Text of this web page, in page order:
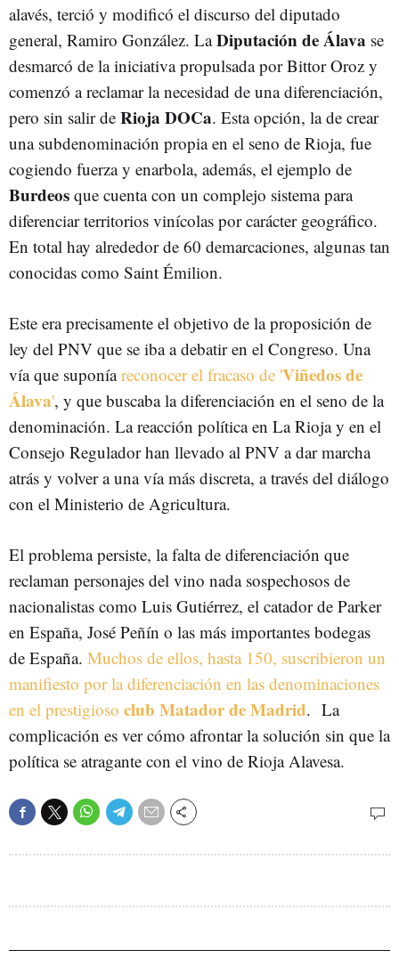
alavés, terció y modificó el discurso del diputado
general, Ramiro González. LaDiputación de Álava se
desmarcó de la iniciativa propulsada por Bittor Oroz y
comenzó a reclamar la necesidad de una diferenciación,
pero sin salir de Rioja DOCa. Esta opción, la de crear
una subdenominación propia en el seno de Rioja, fue
cogiendo fuerza y enarbola, además, el ejemplo de
Burdeos que cuenta con un complejo sistema para
diferenciar territorios vinícolas por carácter geográfico.
En total hay alrededor de 60 demarcaciones, algunas tan
conocidas como Saint Émilion.
Este era precisamente el objetivo de la proposición de
ley del PNV que se iba a debatir en el Congreso. Una
vía que suponíareconocer el fracaso de 'Viñedos de
Álava', y que buscaba la diferenciación en el seno de la
denominación. La reacción política en La Rioja y en el
Consejo Regulador han llevado al PNV a dar marcha
atrás y volver a una vía más discreta, a través del diálogo
con el Ministerio de Agricultura.
El problema persiste, la falta de diferenciación que
reclaman personajes del vino nada sospechosos de
nacionalistas como Luis Gutiérrez, el catador de Parker
en España, José Peñín o las más importantes bodegas
de España. Muchos de ellos, hasta 150, suscribieron un
manifiesto por la diferenciación en las denominaciones
en el prestigioso club Matador de Madrid. La
complicación es ver cómo afrontar la solución sin que la
política se atragante con el vino de Rioja Alavesa.